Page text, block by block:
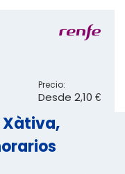
Precio:
Desde 2,10 €
Xàtiva,